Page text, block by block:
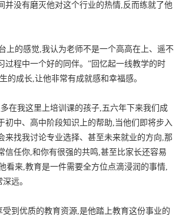
并没有磨灭他对这个行业的热情,反而练就了他
上的感觉,我认为老师不是一个高高在上、遥不
过程中一个好的同伴。”回忆起一线教学的时
的成长,让他非常有成就感和幸福感。
在我这里上培训课的孩子,五六年下来我们成
初中、高中阶段知识上的帮助,当他们即将步入
来找我讨论专业选择、甚至未来就业的方向,那
信任你,和你有很强的共鸣,甚至比家长还容易
看来,教育是一件需要全方位点滴浸润的事情,
远。
受到优质的教育资源,是他踏上教育这份事业的